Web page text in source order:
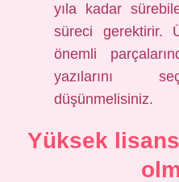
yıla kadar
süreci gerektirir.
önemli
yazılarını
düşünmelisiniz.
Yüksek